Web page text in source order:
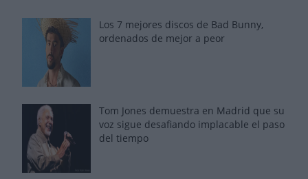
Los 7 mejores discos de Bad Bunny,
ordenados de mejor a peor
Tom Jones demuestra en Madrid que su
voz sigue desafiando implacable el paso
del tiempo